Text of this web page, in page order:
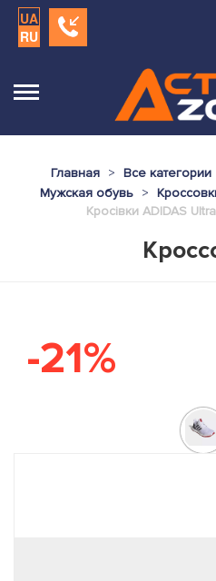
UA
RU
Главная Все категории
Мужская обувь
Кросівки ADIDAS
-21%